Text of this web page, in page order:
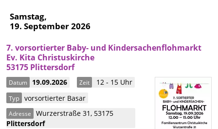
Samstag,
19. September 2026
7. vorsortierter Baby- und Kindersachenflohmarkt
Ev. Kita Christuskirche
53175 Plittersdorf
Datum 19.09.2026 Zeit 12 - 15 Uhr
Typ vorsortierter Basar
Adresse Wurzerstraße 31, 53175
Plittersdorf